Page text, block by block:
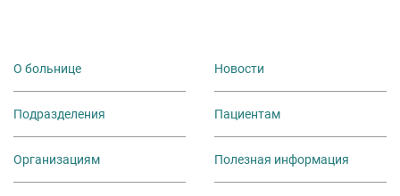
О больнице Новости
Подразделения Пациентам
Организациям Полезная информация